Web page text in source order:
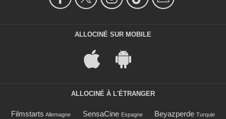
ALLOCINÉ SUR MOBILE
ALLOCINÉ À L'ÉTRANGER
Filmstarts Allemagne SensaCine Espagne Beyazperde Turquie